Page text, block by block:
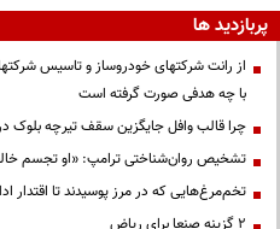
پربازدید ها
از رانت‌ شرکتهای خودروساز و تاسیس
با چه هدفی صورت گرفته است
چرا قالب وافل جایگزین سقف تیرچه بلوک
تشخیص روان‌شناختی ترامپ: «او تجسم
تخم‌مرغ‌هایی که در مرز پوسیدند تا اقتدار
۲ گزینه صنعا برای ریاض